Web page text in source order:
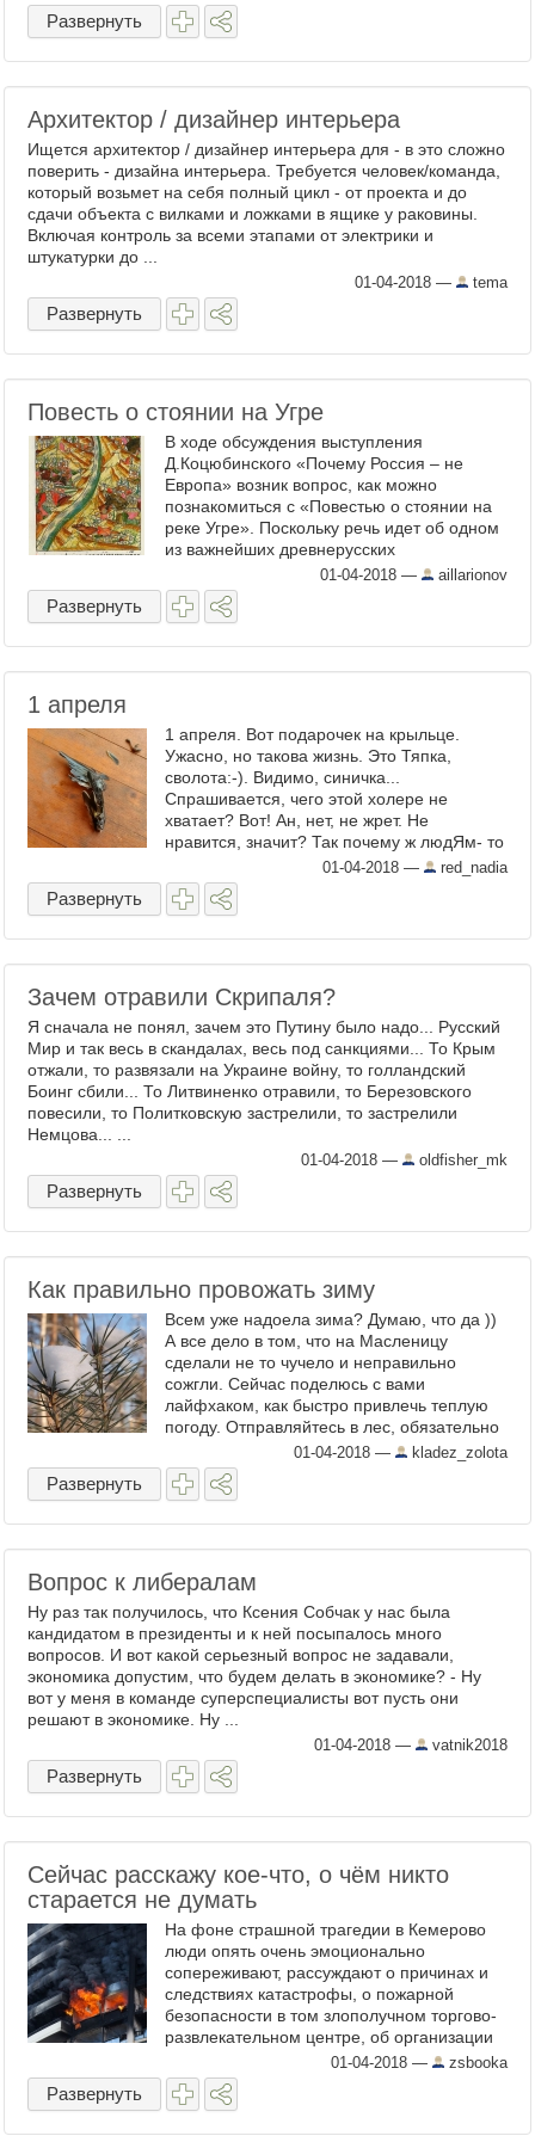
Развернуть
Архитектор / дизайнер интерьера
Ищется архитектор / дизайнер интерьера для - в это сложно
поверить - дизайна интерьера. Требуется человек/команда,
который возьмет на себя полный цикл - от проекта и до
сдачи объекта с вилками и ложками в ящике у раковины.
Включая контроль за всеми этапами от электрики и
штукатурки до ...
01-04-2018 — tema
Развернуть
Повесть о стоянии на Угре
В ходе обсуждения выступления
Д.Коцюбинского «Почему Россия – не
Европа» возник вопрос, как можно
познакомиться с «Повестью о стоянии на
реке Угре». Поскольку речь идет об одном
из важнейших древнерусских
литературных и исторических памятников,
описывающих ключевое событие, ...
01-04-2018 — aillarionov
Развернуть
1 апреля
1 апреля. Вот подарочек на крыльце.
Ужасно, но такова жизнь. Это Тяпка,
сволота:-). Видимо, синичка...
Спрашивается, чего этой холере не
хватает? Вот! Ан, нет, не жрет. Не
нравится, значит? Так почему ж людЯм- то
нравится? У меня с едой, скажем так,
сложные отношения. Да, именно ...
01-04-2018 — red_nadia
Развернуть
Зачем отравили Скрипаля?
Я сначала не понял, зачем это Путину было надо... Русский
Мир и так весь в скандалах, весь под санкциями... То Крым
отжали, то развязали на Украине войну, то голландский
Боинг сбили... То Литвиненко отравили, то Березовского
повесили, то Политковскую застрелили, то застрелили
Немцова... ...
01-04-2018 — oldfisher_mk
Развернуть
Как правильно провожать зиму
Всем уже надоела зима? Думаю, что да ))
А все дело в том, что на Масленицу
сделали не то чучело и неправильно
сожгли. Сейчас поделюсь с вами
лайфхаком, как быстро привлечь теплую
погоду. Отправляйтесь в лес, обязательно
с кем-то надежным, например, с мышей ))
И ...
01-04-2018 — kladez_zolota
Развернуть
Вопрос к либералам
Ну раз так получилось, что Ксения Собчак у нас была
кандидатом в президенты и к ней посыпалось много
вопросов. И вот какой серьезный вопрос не задавали,
экономика допустим, что будем делать в экономике? - Ну
вот у меня в команде суперспециалисты вот пусть они
решают в экономике. Ну ...
01-04-2018 — vatnik2018
Развернуть
Сейчас расскажу кое-что, о чём никто
старается не думать
На фоне страшной трагедии в Кемерово
люди опять очень эмоционально
сопереживают, рассуждают о причинах и
следствиях катастрофы, о пожарной
безопасности в том злополучном торгово-
развлекательном центре, об организации
путей эвакуации, о системах
пожаротушения и прочем… Это всё ...
01-04-2018 — zsbooka
Развернуть